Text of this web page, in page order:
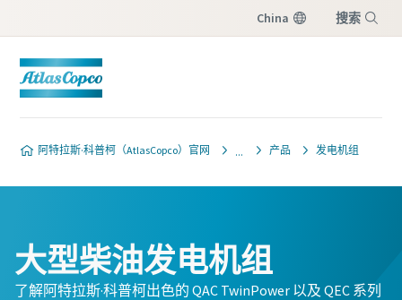
China 搜索
阿特拉斯·科普柯（AtlasCopco）官网 产品 发电机组
大型柴油发电机组
了解阿特拉斯·科普柯出色的 QAC TwinPower 以及 QEC 系列